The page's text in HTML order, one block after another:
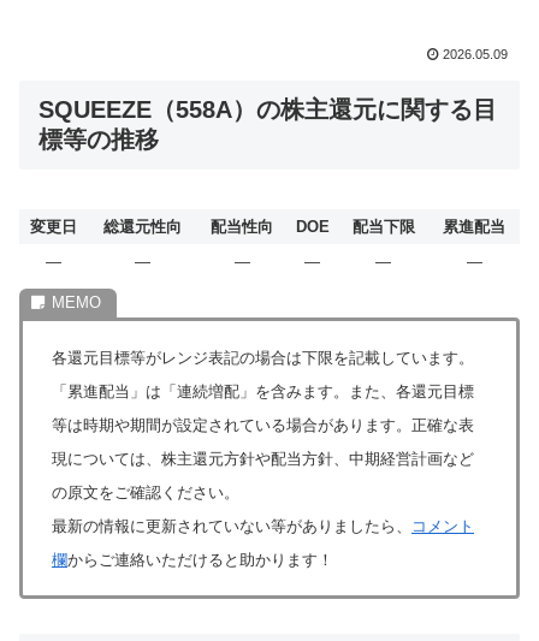
2026.05.09
SQUEEZE（558A）の株主還元に関する目
標等の推移
変更日 総還元性向 配当性向 DOE 配当下限
累進配当
―
― ― ― ― ―
各還元目標等がレンジ表記の場合は下限を記載しています。
「累進配当」は「連続増配」を含みます。また、各還元目標
等は時期や期間が設定されている場合があります。正確な表
現については、株主還元方針や配当方針、中期経営計画など
の原文をご確認ください。
最新の情報に更新されていない等がありましたら、
コメント
欄からご連絡いただけると助かります！